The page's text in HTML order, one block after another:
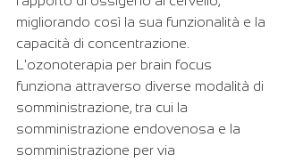
migliorando così la sua funzionalità e la
capacità di concentrazione.
L'ozonoterapia per brain focus
funziona attraverso diverse modalità di
somministrazione, tra cui la
somministrazione endovenosa e la
somministrazione per via